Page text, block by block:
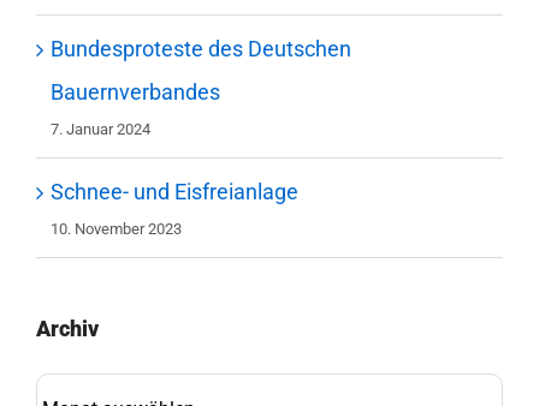
Bundesproteste des Deutschen
Bauernverbandes
7. Januar 2024
Schnee- und Eisfreianlage
10. November 2023
Archiv